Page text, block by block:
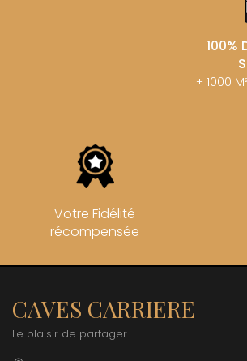
100%
+ 1000
Votre Fidélité
récompensée
CAVES CARRIERE
Le plaisir de partager